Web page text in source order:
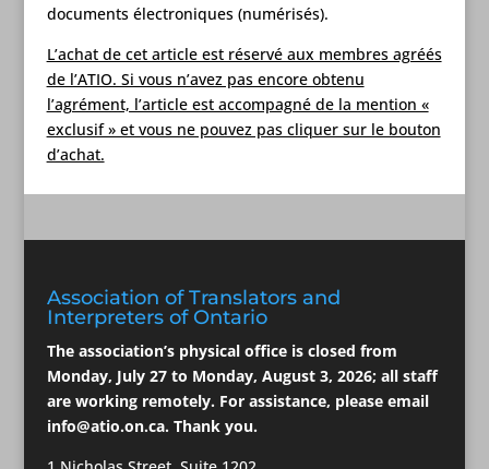
documents électroniques (numérisés).
L’achat de cet article est réservé aux membres agréés
de l’ATIO. Si vous n’avez pas encore obtenu
l’agrément, l’article est accompagné de la mention «
exclusif » et vous ne pouvez pas cliquer sur le bouton
d’achat.
Association of Translators and
Interpreters of Ontario
The association’s physical office is closed from
Monday, July 27 to Monday, August 3, 2026; all staff
are working remotely. For assistance, please email
info@atio.on.ca. Thank you.